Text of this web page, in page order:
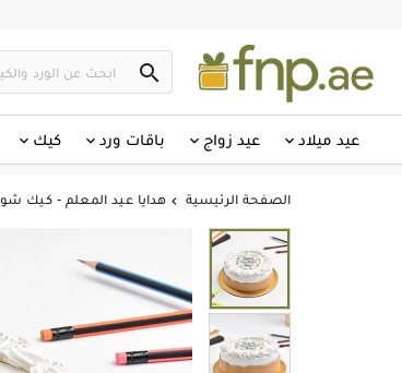

عيد ميلاد عيد زواج باقات ورد كيك
الصفحة الرئيسية  هدايا عيد المعلم - كيك